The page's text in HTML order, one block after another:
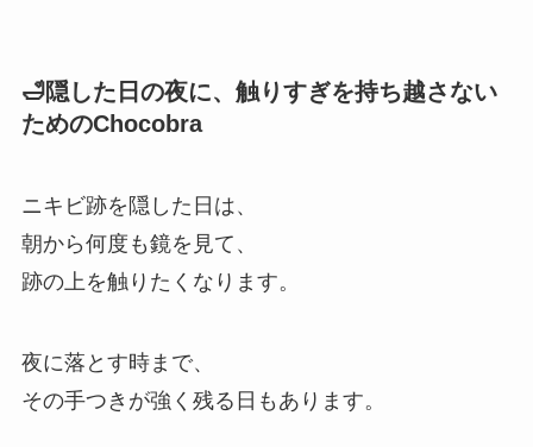
🛁隠した日の夜に、触りすぎを持ち越さない
ためのChocobra
ニキビ跡を隠した日は、
朝から何度も鏡を見て、
跡の上を触りたくなります。
夜に落とす時まで、
その手つきが強く残る日もあります。